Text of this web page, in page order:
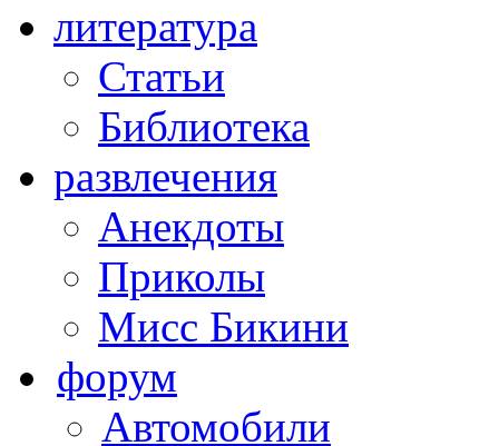
литература
Статьи
Библиотека
развлечения
Анекдоты
Приколы
Мисс Бикини
форум
Автомобили